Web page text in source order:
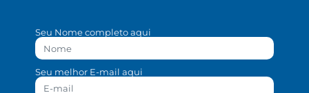
Seu Nome completo aqui
Seu melhor E-mail aqui